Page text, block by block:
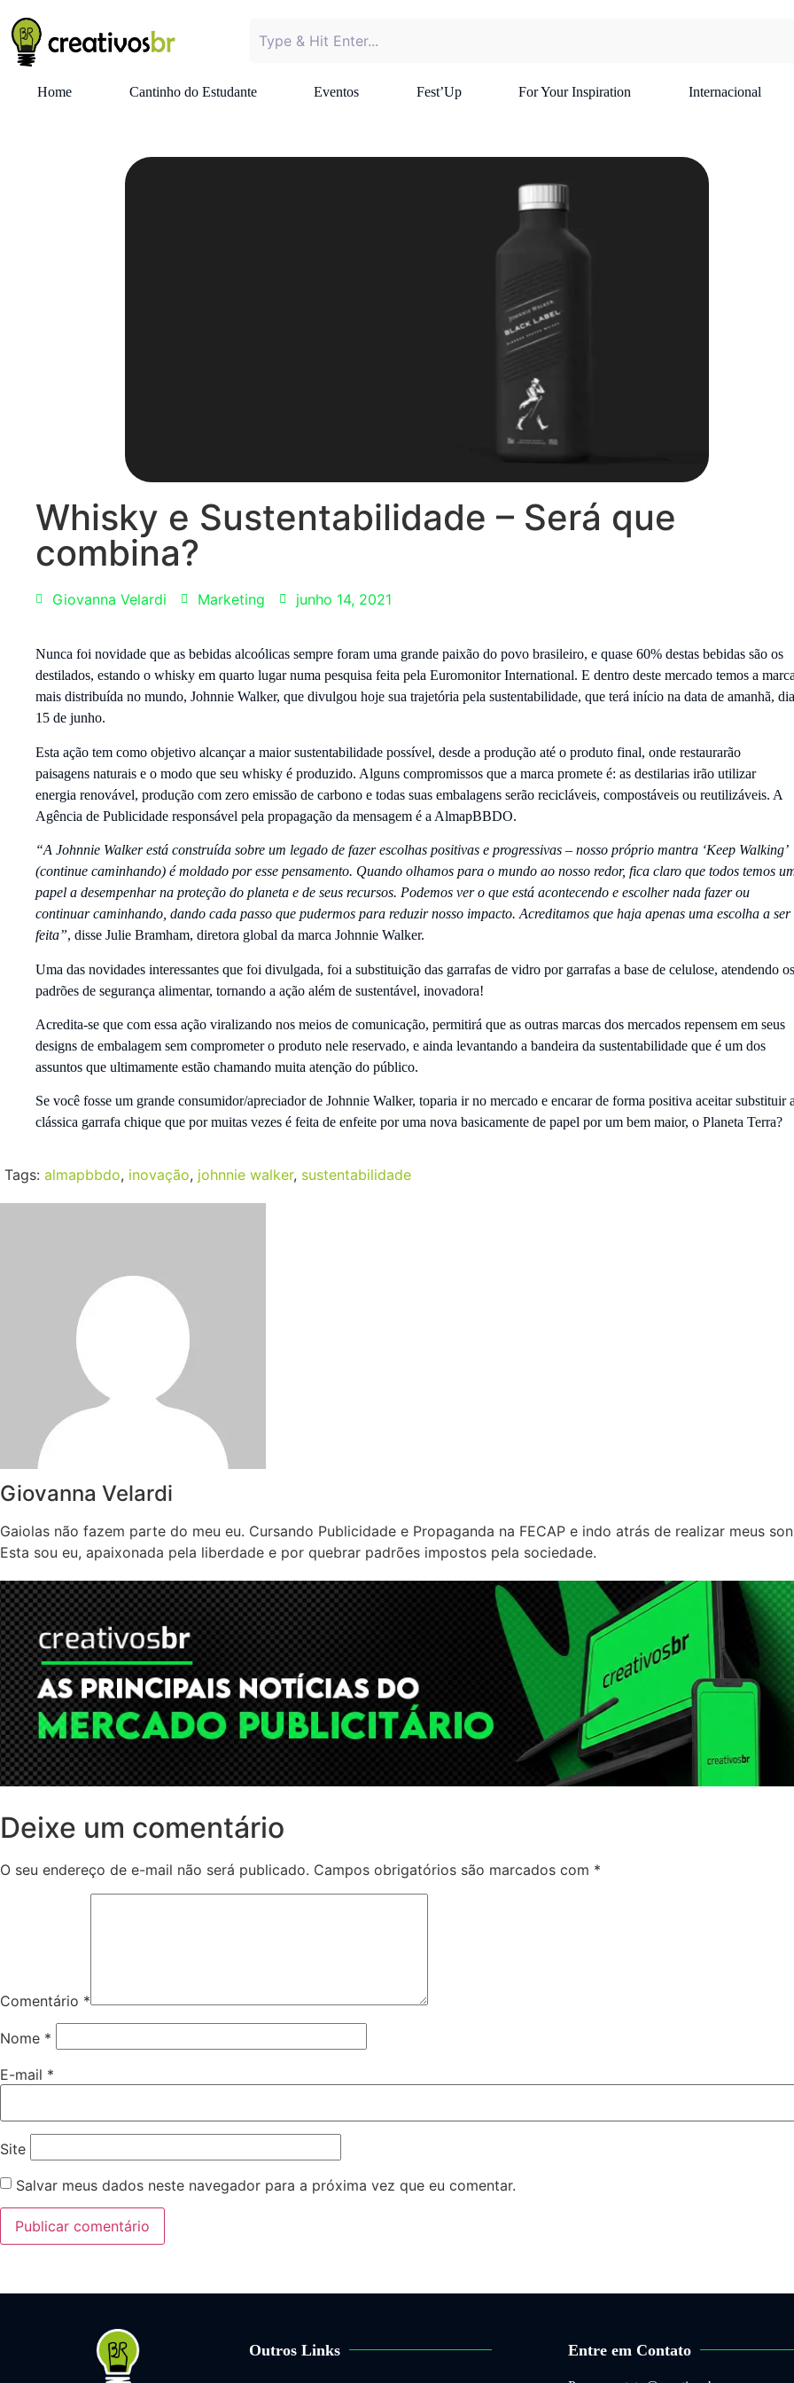
Home Cantinho do Estudante Eventos Fest’Up For Your Inspiration Internacional
Whisky e Sustentabilidade – Será que
combina?
Giovanna Velardi Marketing junho 14, 2021
Nunca foi novidade que as bebidas alcoólicas sempre foram uma grande paixão do povo brasileiro, e quase 60% destas bebidas são os
destilados, estando o whisky em quarto lugar numa pesquisa feita pela Euromonitor International. E dentro deste mercado temos a
mais distribuída no mundo, Johnnie Walker, que divulgou hoje sua trajetória pela sustentabilidade, que terá início na data de amanhã, dia
15 de junho.
Esta ação tem como objetivo alcançar a maior sustentabilidade possível, desde a produção até o produto final, onde restaurarão
paisagens naturais e o modo que seu whisky é produzido. Alguns compromissos que a marca promete é: as destilarias irão utilizar
energia renovável, produção com zero emissão de carbono e todas suas embalagens serão recicláveis, compostáveis ou reutilizáveis. A
Agência de Publicidade responsável pela propagação da mensagem é a AlmapBBDO.
“A Johnnie Walker está construída sobre um legado de fazer escolhas positivas e progressivas – nosso próprio mantra ‘Keep Walking’
(continue caminhando) é moldado por esse pensamento. Quando olhamos para o mundo ao nosso redor, fica claro que todos temos
papel a desempenhar na proteção do planeta e de seus recursos. Podemos ver o que está acontecendo e escolher nada fazer ou
continuar caminhando, dando cada passo que pudermos para reduzir nosso impacto. Acreditamos que haja apenas uma escolha a ser
feita”, disse Julie Bramham, diretora global da marca Johnnie Walker.
Uma das novidades interessantes que foi divulgada, foi a substituição das garrafas de vidro por garrafas a base de celulose, atendendo os
padrões de segurança alimentar, tornando a ação além de sustentável, inovadora!
Acredita-se que com essa ação viralizando nos meios de comunicação, permitirá que as outras marcas dos mercados repensem em seus
designs de embalagem sem comprometer o produto nele reservado, e ainda levantando a bandeira da sustentabilidade que é um dos
assuntos que ultimamente estão chamando muita atenção do público.
Se você fosse um grande consumidor/apreciador de Johnnie Walker, toparia ir no mercado e encarar de forma positiva aceitar substituir
clássica garrafa chique que por muitas vezes é feita de enfeite por uma nova basicamente de papel por um bem maior, o Planeta Terra?
Tags: almapbbdo, inovação, johnnie walker, sustentabilidade
Giovanna Velardi
Gaiolas não fazem parte do meu eu. Cursando Publicidade e Propaganda na FECAP e indo atrás de realizar meus
Esta sou eu, apaixonada pela liberdade e por quebrar padrões impostos pela sociedade.
Deixe um comentário
O seu endereço de e-mail não será publicado. Campos obrigatórios são marcados com *
Comentário *
Nome *
E-mail *
Site
Salvar meus dados neste navegador para a próxima vez que eu comentar.
Outros Links Entre em Contato